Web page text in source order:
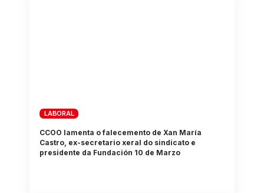
LABORAL
CCOO lamenta o falecemento de Xan María
Castro, ex-secretario xeral do sindicato e
presidente da Fundación 10 de Marzo